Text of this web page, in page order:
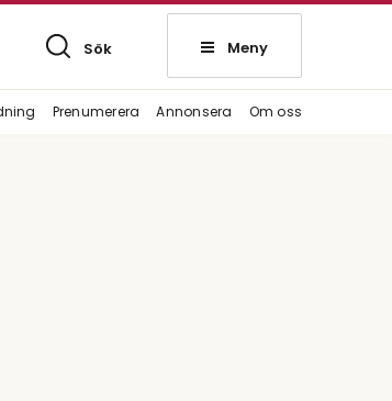
Sök Meny
Prenumerera Annonsera Om oss